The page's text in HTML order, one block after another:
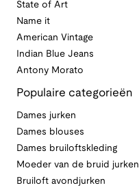
State of Art
Name it
American Vintage
Indian Blue Jeans
Antony Morato
Populaire categorieën
Dames jurken
Dames blouses
Dames bruiloftskleding
Moeder van de bruid jurken
Bruiloft avondjurken